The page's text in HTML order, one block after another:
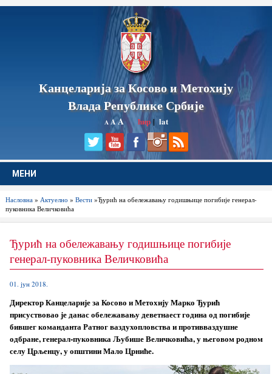
Канцеларија за Косово и Метохију
Влада Републике Србије
A AA ћир|lat
МЕНИ
Насловна» Актуелно » Вести»Ђурић на обележавању годишњице погибије генерал-
пуковника Величковића
Ђурић на обележавању годишњице погибије
генерал-пуковника Величковића
01. јун 2018.
Директор Канцеларије за Косово и Метохију Марко Ђурић
присуствовао је данас обележавању деветнаест година од погибије
бившег команданта Ратног ваздухопловства и противваздушне
одбране, генерал-пуковника Љубише Величковића, у његовом родном
селу Црљенцу, у општини Мало Црниће.